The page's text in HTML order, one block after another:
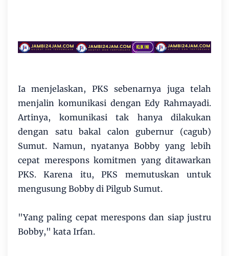
Ia menjelaskan, PKS sebenarnya juga telah
menjalin komunikasi dengan Edy Rahmayadi.
Artinya, komunikasi tak hanya dilakukan
dengan satu bakal calon gubernur (cagub)
Sumut. Namun, nyatanya Bobby yang lebih
cepat merespons komitmen yang ditawarkan
PKS. Karena itu, PKS memutuskan untuk
mengusung Bobby di Pilgub Sumut.
"Yang paling cepat merespons dan siap justru
Bobby," kata Irfan.